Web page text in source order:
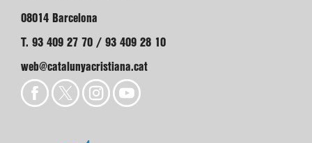
08014 Barcelona
T. 93 409 27 70 / 93 409 28 10
web@catalunyacristiana.cat